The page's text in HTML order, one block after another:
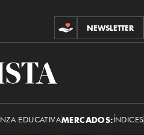
CONTRIBUCIONES
NEWSLETTER
EDUCATIVAMERCADOS:ÍNDICES